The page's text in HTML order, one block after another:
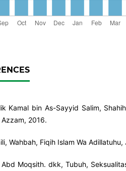
Kamal bin As-Sayyid Salim,
2016.
Wahbah, Fiqih Islam Wa
Abd Moqsith. dkk, Tubuh,